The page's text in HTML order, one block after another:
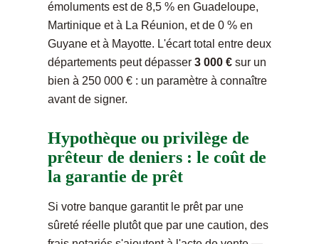
émoluments est de 8,5 % en Guadeloupe,
Martinique et à La Réunion, et de 0 % en
Guyane et à Mayotte. L'écart total entre deux
départements peut dépasser 3 000 € sur un
bien à 250 000 € : un paramètre à connaître
avant de signer.
Hypothèque ou privilège de
prêteur de deniers : le coût de
la garantie de prêt
Si votre banque garantit le prêt par une
sûreté réelle plutôt que par une caution, des